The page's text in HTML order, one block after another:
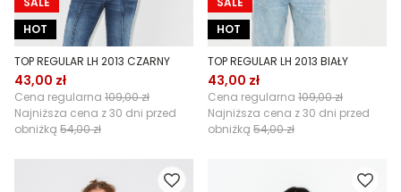
HOT
TOP REGULAR LH 2013 CZARNY
43,00 zł
Cena regularna 109,00 zł
Najniższa cena z 30 dni przed
obniżką 54,00 zł
HOT
TOP REGULAR LH 2013 BIAŁY
43,00 zł
Cena regularna 109,00 zł
Najniższa cena z 30 dni przed
obniżką 54,00 zł